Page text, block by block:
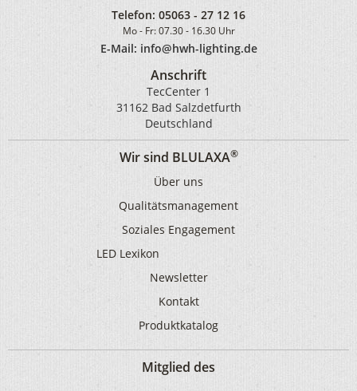
Telefon: 05063 - 27 12 16
Mo - Fr: 07.30 - 16.30 Uhr
E-Mail: info@hwh-lighting.de
Anschrift
TecCenter 1
31162 Bad Salzdetfurth
Deutschland
Wir sind BLULAXA®
Über uns
Qualitätsmanagement
Soziales Engagement
LED Lexikon
Newsletter
Kontakt
Produktkatalog
Mitglied des